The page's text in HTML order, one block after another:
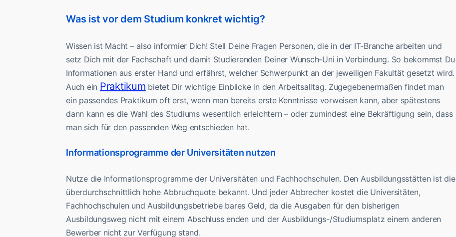
Was ist vor dem Studium konkret wichtig?
Wissen ist Macht – also informier Dich! Stell Deine Fragen Personen, die in der IT-Branche arbeiten und
setz Dich mit der Fachschaft und damit Studierenden Deiner Wunsch-Uni in Verbindung. So bekommst Du
Informationen aus erster Hand und erfährst, welcher Schwerpunkt an der jeweiligen Fakultät gesetzt wird.
Auch ein Praktikum bietet Dir wichtige Einblicke in den Arbeitsalltag. Zugegebenermaßen findet man
ein passendes Praktikum oft erst, wenn man bereits erste Kenntnisse vorweisen kann, aber spätestens
dann kann es die Wahl des Studiums wesentlich erleichtern – oder zumindest eine Bekräftigung sein, dass
man sich für den passenden Weg entschieden hat.
Informationsprogramme der Universitäten nutzen
Nutze die Informationsprogramme der Universitäten und Fachhochschulen. Den Ausbildungsstätten ist die
überdurchschnittlich hohe Abbruchquote bekannt. Und jeder Abbrecher kostet die Universitäten,
Fachhochschulen und Ausbildungsbetriebe bares Geld, da die Ausgaben für den bisherigen
Ausbildungsweg nicht mit einem Abschluss enden und der Ausbildungs-/Studiumsplatz einem anderen
Bewerber nicht zur Verfügung stand.